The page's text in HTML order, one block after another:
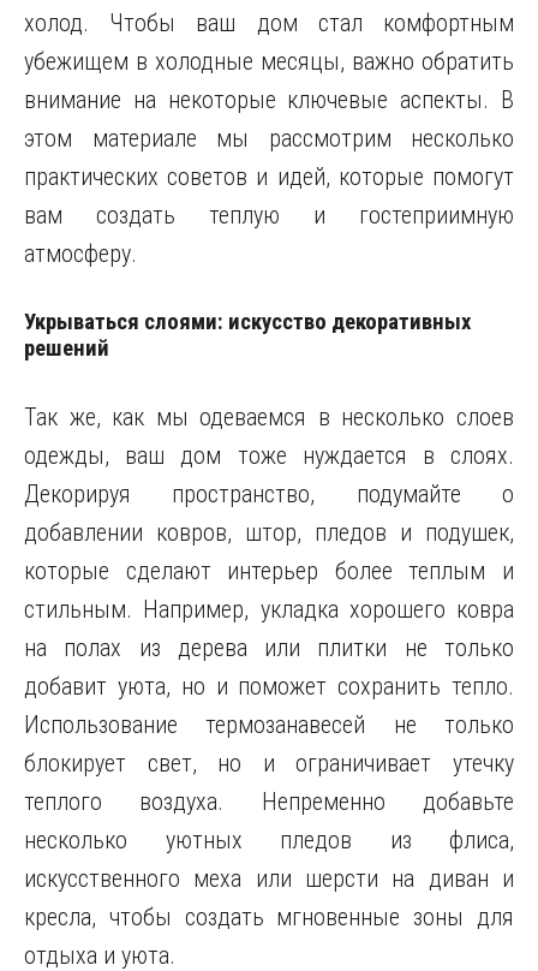
холод. Чтобы ваш дом стал комфортным
убежищем в холодные месяцы, важно обратить
внимание на некоторые ключевые аспекты. В
этом материале мы рассмотрим несколько
практических советов и идей, которые помогут
вам создать теплую и гостеприимную
атмосферу.
Укрываться слоями: искусство декоративных
решений
Так же, как мы одеваемся в несколько слоев
одежды, ваш дом тоже нуждается в слоях.
Декорируя пространство, подумайте о
добавлении ковров, штор, пледов и подушек,
которые сделают интерьер более теплым и
стильным. Например, укладка хорошего ковра
на полах из дерева или плитки не только
добавит уюта, но и поможет сохранить тепло.
Использование термозанавесей не только
блокирует свет, но и ограничивает утечку
теплого воздуха. Непременно добавьте
несколько уютных пледов из флиса,
искусственного меха или шерсти на диван и
кресла, чтобы создать мгновенные зоны для
отдыха и уюта.